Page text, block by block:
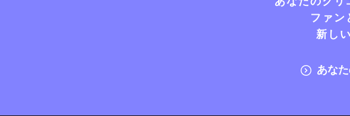
ファン
新し
あな